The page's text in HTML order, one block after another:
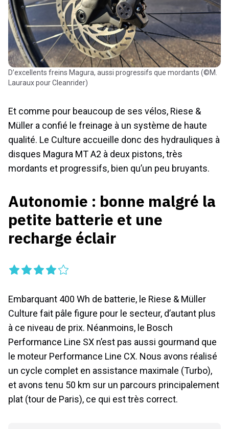
D’excellents freins Magura, aussi progressifs que mordants (©M.
Lauraux pour Cleanrider)
Et comme pour beaucoup de ses vélos, Riese &
Müller a confié le freinage à un système de haute
qualité. Le Culture accueille donc des hydrauliques à
disques Magura MT A2 à deux pistons, très
mordants et progressifs, bien qu’un peu bruyants.
Autonomie : bonne malgré la
petite batterie et une
recharge éclair
Embarquant 400 Wh de batterie, le Riese & Müller
Culture fait pâle figure pour le secteur, d’autant plus
à ce niveau de prix. Néanmoins, le Bosch
Performance Line SX n’est pas aussi gourmand que
le moteur Performance Line CX. Nous avons réalisé
un cycle complet en assistance maximale (Turbo),
et avons tenu 50 km sur un parcours principalement
plat (tour de Paris), ce qui est très correct.